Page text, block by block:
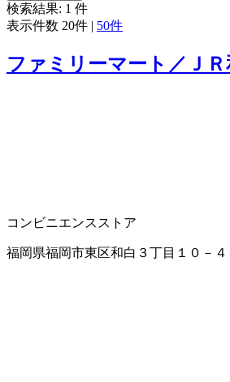
検索結果: 1 件
表示件数 20件 | 50件
ファミリーマート／Ｊ
コンビニエンスストア
福岡県福岡市東区和白３丁目１０－４